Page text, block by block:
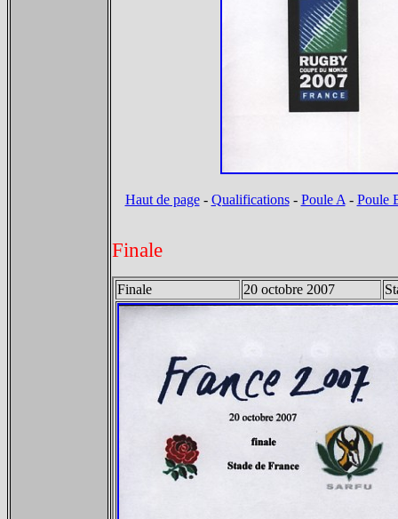
Haut de page- Qualifications- Poule A - Poule
Finale
Finale 20 octobre 2007